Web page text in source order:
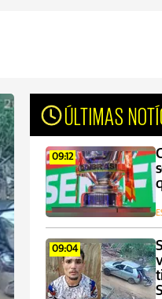
ÚLTIMAS
09:12
09:04